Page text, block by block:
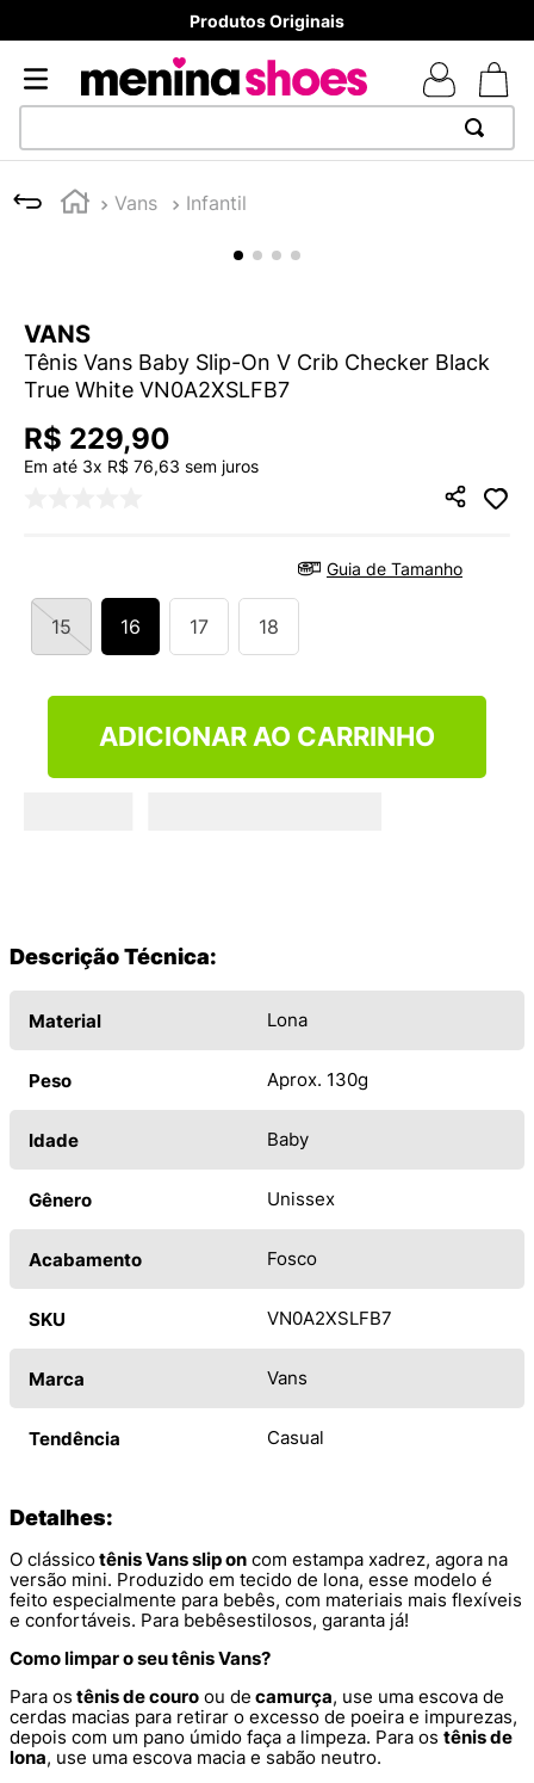
Produtos Originais
Vans Infantil
VANS
Tênis Vans Baby Slip-On V Crib Checker Black
True White VN0A2XSLFB7
R$ 229,90
Em até 3x R$ 76,63 sem juros
Guia de Tamanho
15 16 17 18
ADICIONAR AO CARRINHO
Descrição Técnica:
Material Lona
Peso Aprox. 130g
Idade Baby
Gênero Unissex
Acabamento Fosco
SKU VN0A2XSLFB7
Marca Vans
Tendência Casual
Detalhes:
O clássicotênis Vans slip on com estampa xadrez, agora na
versão mini. Produzido em tecido de lona, esse modelo é
feito especialmente para bebês, com materiais mais flexíveis
e confortáveis. Para bebêsestilosos, garanta já!
Como limpar o seu tênis Vans?
Para os tênis de couro ou de camurça, use uma escova de
cerdas macias para retirar o excesso de poeira e impurezas,
depois com um pano úmido faça a limpeza. Para os tênis de
lona, use uma escova macia e sabão neutro.
1
TÊNIS NEWS BALANCE 530
4º
MELISSAS MINI BABY
5
ADIDAS
º
7 º
MELISSA SLIDE